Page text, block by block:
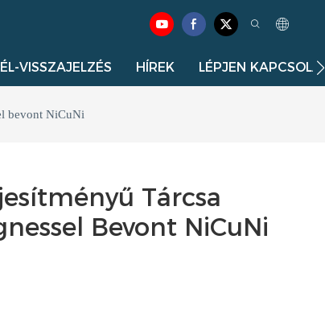
VISSZAJELZÉS HÍREK LÉPJEN
bevont NiCuNi
Tárcsa
Bevont NiCuNi